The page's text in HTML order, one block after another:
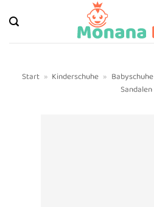
Inhalt
springen
Start » Kinderschuhe » Babyschuhe
Sandalen